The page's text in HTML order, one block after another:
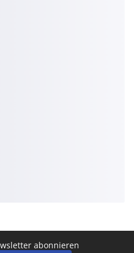
abonnieren